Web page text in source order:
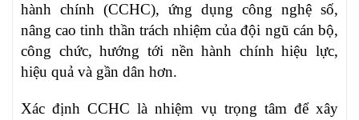
hành chính (CCHC), ứng dụng công nghệ số,
nâng cao tinh thần trách nhiệm của đội ngũ cán bộ,
công chức, hướng tới nền hành chính hiệu lực,
hiệu quả và gần dân hơn.
Xác định CCHC là nhiệm vụ trọng tâm để xây